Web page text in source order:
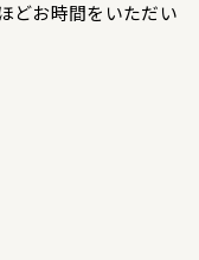
どお時間をいただい